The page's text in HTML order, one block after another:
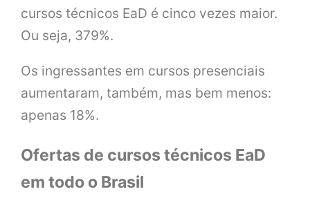
cursos técnicos EaD é cinco vezes maior.
Ou seja, 379%.
Os ingressantes em cursos presenciais
aumentaram, também, mas bem menos:
apenas 18%.
Ofertas de cursos técnicos EaD
em todo o Brasil